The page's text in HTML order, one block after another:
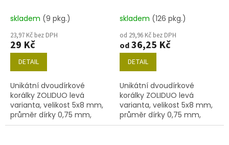
skladem (9 pkg.)
23,97 Kč bez DPH
29 Kč
DETAIL
Unikátní dvoudírkové
korálky ZOLIDUO levá
varianta, velikost 5x8 mm,
průměr dírky 0,75 mm,
obsah balení 20 ks nebo
skladem (126 pkg.)
od 29,96 Kč bez DPH
od36,25 Kč
DETAIL
Unikátní dvoudírkové
korálky ZOLIDUO levá
varianta, velikost 5x8 mm,
průměr dírky 0,75 mm,
obsah balení 20 ks nebo